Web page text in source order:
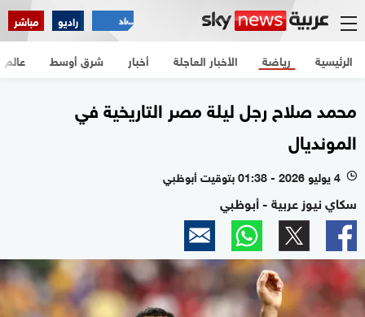
راديو مباشر
الرئيسية الأخبار العاجلة أخبار شرق أوسط عالم رياضة
محمد صلاح رجل ليلة مصر التاريخية في
المونديال
l 4 يوليو 2026 - 01:38 بتوقيت أبوظبي
سكاي نيوز عربية - أبوظبي